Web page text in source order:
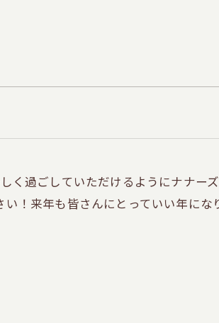
く過ごしていただけるようにナナー
！来年も皆さんにとっていい年にな